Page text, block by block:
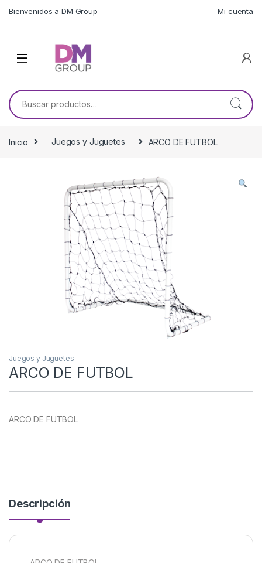
Bienvenidos a DM Group Mi cuenta
Buscar por:
Inicio Juegos y Juguetes ARCO DE FUTBOL
Juegos y Juguetes
ARCO DE FUTBOL
ARCO DE FUTBOL
Descripción